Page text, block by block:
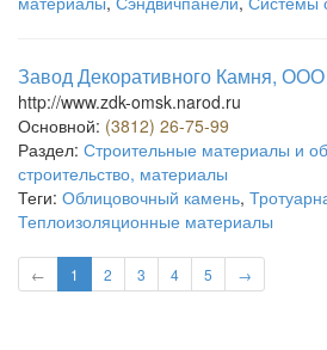
Завод Декоративного Камня, ООО
http://www.zdk-omsk.narod.ru
Основной: (3812) 26-75-99
Раздел: Строительные материалы и
строительство, материалы
Теги: Облицовочный камень,
Теплоизоляционные материалы
← 1 2 3 4 5 →